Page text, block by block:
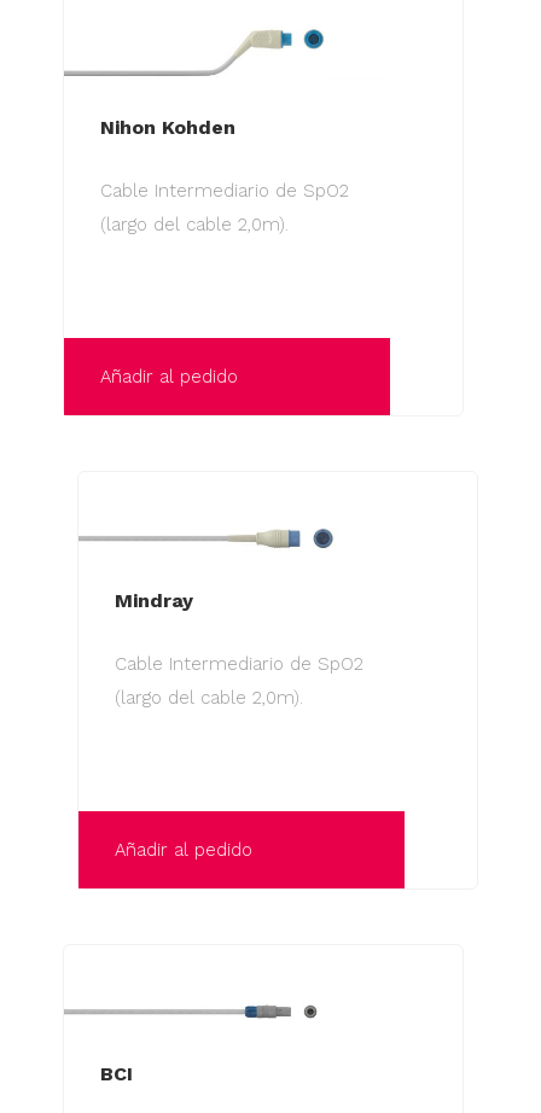
Nihon Kohden
Cable Intermediario de SpO2
(largo del cable 2,0m).
Añadir al pedido
Mindray
Cable Intermediario de SpO2
(largo del cable 2,0m).
Añadir al pedido
BCI